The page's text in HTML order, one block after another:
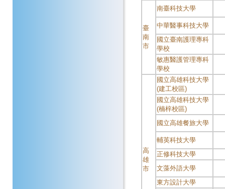
臺
南
市
南臺科技大學
中華醫事科技大學
國立臺南護理專科
學校
敏惠醫護管理專科
學校
高
雄
市
國立高雄科技大學
(建工校區)
國立高雄科技大學
(楠梓校區)
國立高雄餐旅大學
輔英科技大學
正修科技大學
文藻外語大學
東方設計大學